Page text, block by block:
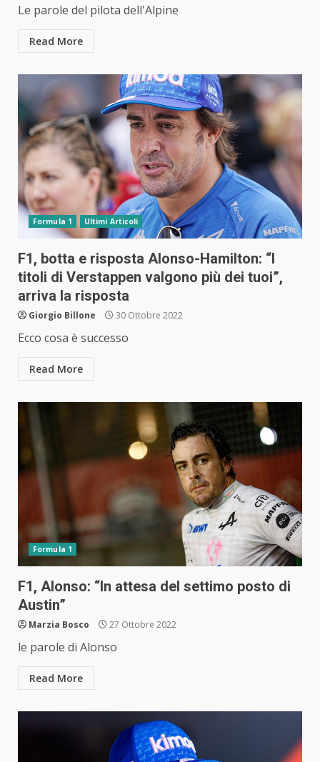
Le parole del pilota dell'Alpine
Read More
Formula 1 Ultimi Articoli
F1, botta e risposta Alonso-Hamilton: “I
titoli di Verstappen valgono più dei tuoi”,
arriva la risposta
Giorgio Billone 30 Ottobre 2022
Ecco cosa è successo
Read More
Formula 1
F1, Alonso: “In attesa del settimo posto di
Austin”
Marzia Bosco 27 Ottobre 2022
le parole di Alonso
Read More